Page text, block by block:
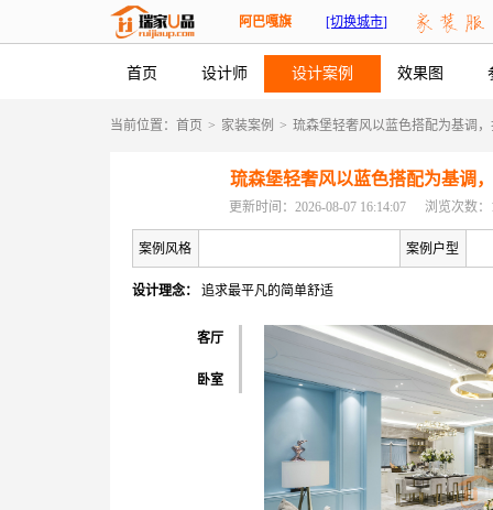
阿巴嘎旗 [切换城市]
首页 设计师 设计案例 效果图
当前位置： 首页 > 家装案例 > 琉森堡轻奢风以蓝色搭配为基调
琉森堡轻奢风以蓝色搭配为基调
更新时间：2026-08-07 16:14:07 浏览次数：
案例风格 案例户型
设计理念： 追求最平凡的简单舒适
客厅
卧室